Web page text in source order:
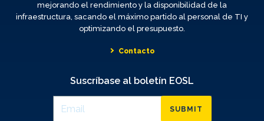
mejorando el rendimiento y la disponibilidad de la
infraestructura, sacando el máximo partido al personal de TI y
optimizando el presupuesto.
Contacto
Suscríbase al boletín EOSL
SUBMIT